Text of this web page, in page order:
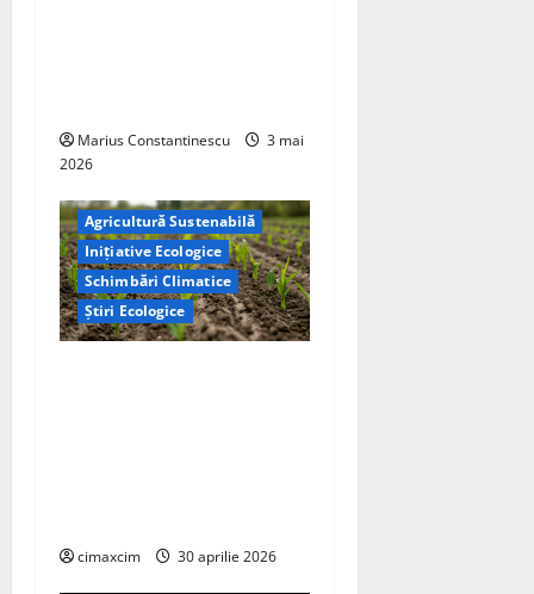
Marius Constantinescu
3 mai
2026
Agricultură Sustenabilă
Inițiative Ecologice
Schimbări Climatice
Știri Ecologice
cimaxcim 30 aprilie 2026